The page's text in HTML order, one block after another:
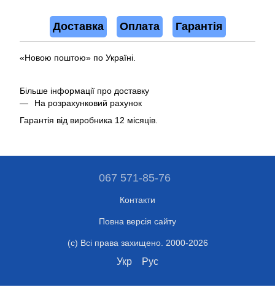
Доставка Оплата Гарантія
«Новою поштою» по Україні.
Більше інформації про доставку
На розрахунковий рахунок
Гарантія від виробника 12 місяців.
067 571-85-76
Контакти
Повна версія сайту
(c) Всі права захищено. 2000-2026
Укр Рус